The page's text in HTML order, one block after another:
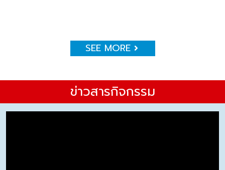
SEE MORE
ข่าวสารกิจกรรม